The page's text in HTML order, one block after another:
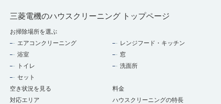
三菱電機のハウスクリーニング トップページ
お掃除場所を選ぶ
エアコンクリーニング
レンジフード・キッチン
浴室
窓
トイレ
洗面所
セット
空き状況を見る
料金
対応エリア
ハウスクリーニングの特長